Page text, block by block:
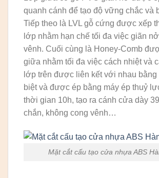
quanh cánh để tạo độ vững chắc và
Tiếp theo là LVL gỗ cứng được xếp
lớp nhằm hạn chế tối đa việc giãn
vênh. Cuối cùng là Honey-Comb
giữa nhằm tối đa việc cách nhiệt và
lớp trên được liên kết với nhau bằng
biệt và được ép bằng máy ép thuỷ
thời gian 10h, tạo ra cánh cửa dày
chắn, không cong vênh…
Mặt cắt cấu tạo cửa nhựa ABS